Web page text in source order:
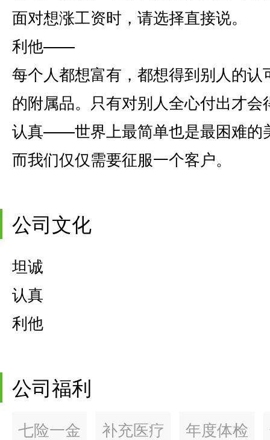
面对想涨工资时，请选择直接说。
利他――
每个人都想富有，都想得到别人的
的附属品。只有对别人全心付出才会
认真――世界上最简单也是最困难的
而我们仅仅需要征服一个客户。
公司文化
坦诚
认真
利他
公司福利
七险一金 补充医疗 年度体检